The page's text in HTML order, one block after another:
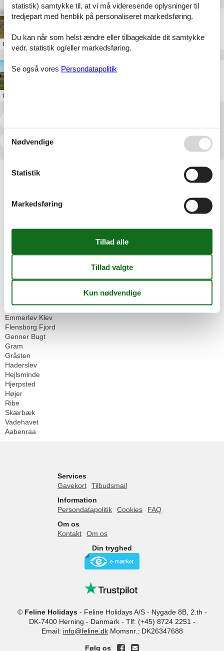
Sommerhus i Gånsager
Om Gånsager
Sommerhus i Genner Strand
Om
>>
Artikeltyper
Attraktion
Als
Broager
Emmerlev Klev
Flensborg Fjord
Genner Bugt
Gram
Gråsten
Haderslev
Hejlsminde
Hjerpsted
Højer
Ribe
Skærbæk
Vadehavet
Aabenraa
Services
Gavekort
Tilbudsmail
Information
Persondatapolitik
Cookies
FAQ
Om os
Kontakt
Om os
Din tryghed
© Feline Holidays- Feline Holidays A/S- Nygade 8B, 2.th -
DK-7400 Herning - Danmark - Tlf: (+45) 8724 2251 -
Email: info@feline.dk Momsnr.: DK26347688
Følg os
statistik) samtykke til, at vi må videresende oplysninger til
tredjepart med henblik på personaliseret markedsføring.
Du kan når som helst ændre eller tilbagekalde dit samtykke
vedr. statistik og/eller markedsføring.
Se også vores Persondatapolitik
Nødvendige
Statistik
Markedsføring